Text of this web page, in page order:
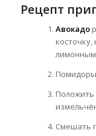
Рецепт
Авокадо
лимонным
Положить
Смешать